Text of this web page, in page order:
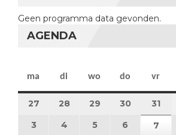
Geen programma data gevonden.
AGENDA
ma maandag
di dinsdag
wo woensdag
do vr
27 27 juli 2026
28 28 juli 2026
29 29 juli 2026
3030 juli31
3 3 augustus 2026
4 4 augustus 2026
55 augustus 2026
6 6 7 7